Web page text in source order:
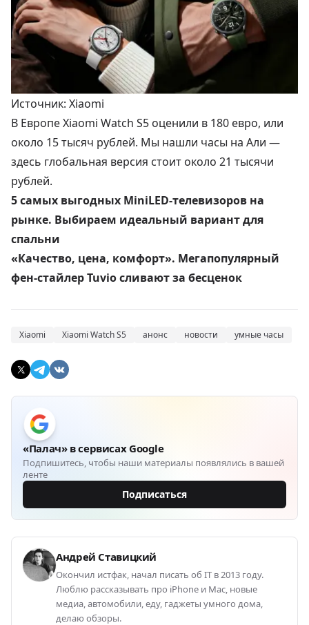
Источник: Xiaomi
В Европе Xiaomi Watch S5 оценили в 180 евро, или
около 15 тысяч рублей. Мы нашли часы на Али —
здесь глобальная версия стоит около 21 тысячи
рублей.
5 самых выгодных MiniLED-телевизоров на
рынке. Выбираем идеальный вариант для
спальни
«Качество, цена, комфорт». Мегапопулярный
фен-стайлер Tuvio сливают за бесценок
Xiaomi Xiaomi Watch S5 анонс новости умные часы
«Палач» в сервисах Google
Подпишитесь, чтобы наши материалы появлялись в вашей
ленте
Подписаться
Андрей Ставицкий
Окончил истфак, начал писать об IT в 2013 году.
Люблю рассказывать про iPhone и Mac, новые
медиа, автомобили, еду, гаджеты умного дома,
делаю обзоры.